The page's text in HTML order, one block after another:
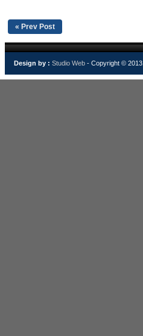
« Prev Post
Design by : Studio Web - Copyright © 2013.